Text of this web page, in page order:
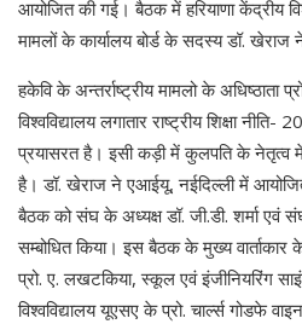
आयोजित की गई। बैठक में हरियाणा केंद्रीय
मामलों के कार्यालय बोर्ड के सदस्य डॉ. खेराज
हकेवि के अन्तर्राष्ट्रीय मामलो के अधिष्ठाता
विश्वविद्यालय लगातार राष्ट्रीय शिक्षा
प्रयासरत है। इसी कड़ी में कुलपति के नेतृत्व में
है। डॉ. खेराज ने एआईयू, नईदिल्ली में
बैठक को संघ के अध्यक्ष डॉ. जी.डी. शर्मा एवं
सम्बोधित किया। इस बैठक के मुख्य वार्ताकार
प्रो. ए. लखटकिया, स्कूल एवं इंजीनियरिंग
विश्वविद्यालय यूएसए के प्रो. चार्ल्स गोडफे